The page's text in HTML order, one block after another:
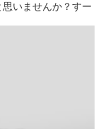
いませんか？すー